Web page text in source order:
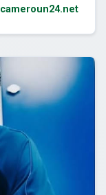
cameroun24.net